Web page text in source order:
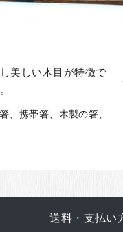
美しい木目が特徴で
、携帯箸、木製の箸、
送料・支払い